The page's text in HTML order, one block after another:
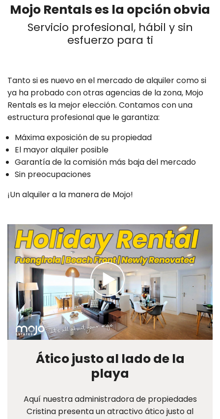
Mojo Rentals es la opción obvia
Servicio profesional, hábil y sin
esfuerzo para ti
Tanto si es nuevo en el mercado de alquiler como si
ya ha probado con otras agencias de la zona, Mojo
Rentals es la mejor elección. Contamos con una
estructura profesional que le garantiza:
Máxima exposición de su propiedad
El mayor alquiler posible
Garantía de la comisión más baja del mercado
Sin preocupaciones
¡Un alquiler a la manera de Mojo!
Ático justo al lado de la
playa
Aquí nuestra administradora de propiedades
Cristina presenta un atractivo ático justo al